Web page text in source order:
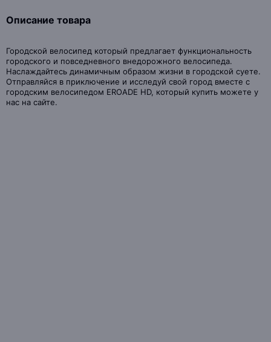
Описание товара
Городской велосипед который предлагает функциональность
городского и повседневного внедорожного велосипеда.
Наслаждайтесь динамичным образом жизни в городской суете.
Отправляйся в приключение и исследуй свой город вместе с
городским велосипедом EROADE HD, который купить можете у
нас на сайте.